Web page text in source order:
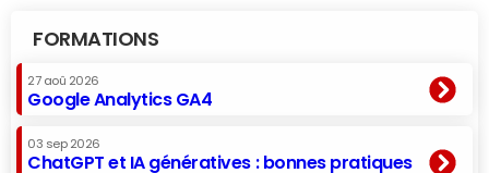
FORMATIONS
27 aoû 2026
Google Analytics GA4
03 sep 2026
ChatGPT et IA génératives : bonnes pratiques